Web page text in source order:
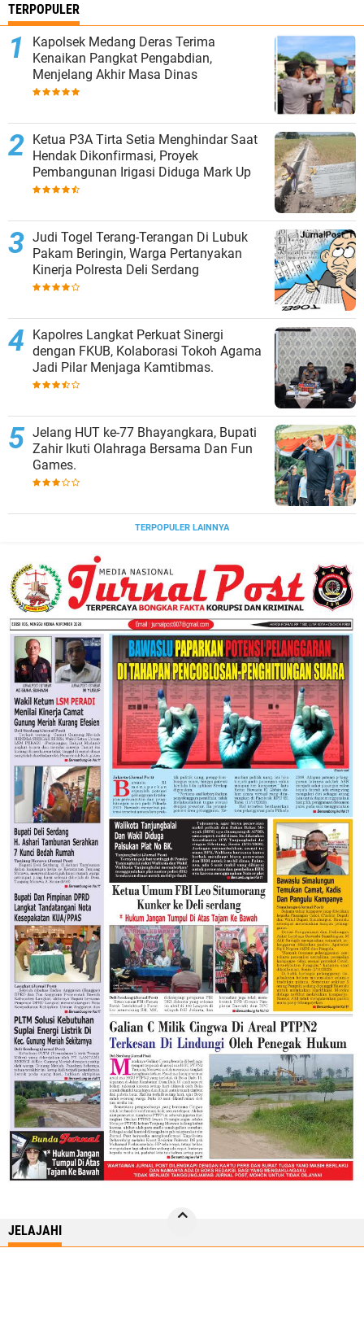
TERPOPULER
Kapolsek Medang Deras Terima
Kenaikan Pangkat Pengabdian,
Menjelang Akhir Masa Dinas
Ketua P3A Tirta Setia Menghindar Saat
Hendak Dikonfirmasi, Proyek
Pembangunan Irigasi Diduga Mark Up
Judi Togel Terang-Terangan Di Lubuk
Pakam Beringin, Warga Pertanyakan
Kinerja Polresta Deli Serdang
Kapolres Langkat Perkuat Sinergi
dengan FKUB, Kolaborasi Tokoh Agama
Jadi Pilar Menjaga Kamtibmas.
Jelang HUT ke-77 Bhayangkara, Bupati
Zahir Ikuti Olahraga Bersama Dan Fun
Games.
TERPOPULER LAINNYA
JELAJAHI